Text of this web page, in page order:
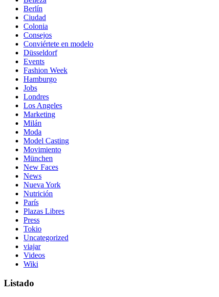
Berlín
Ciudad
Colonia
Consejos
Conviértete en modelo
Düsseldorf
Events
Fashion Week
Hamburgo
Jobs
Londres
Los Angeles
Marketing
Milán
Moda
Model Casting
Movimiento
München
New Faces
News
Nueva York
Nutrición
París
Plazas Libres
Press
Tokio
Uncategorized
viajar
Videos
Wiki
Listado